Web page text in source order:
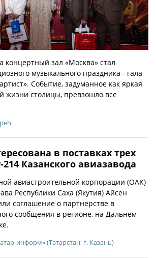
концертный зал «Москва» стал
музыкального праздника - гала-
Событие, задуманное как яркая
жизни столицы, превзошло все
в поставках трех
Казанского авиазавода
авиастроительной корпорации (ОАК)
Республики Саха (Якутия) Айсен
соглашение о партнерстве в
сообщения в регионе, на Дальнем
информ» (Татарстан, г. Казань)